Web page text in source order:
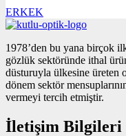
ERKEK
1978’den bu yana birçok
gözlük sektöründe ithal
düsturuyla ülkesine üreten
dönem sektör
vermeyi tercih etmiştir.
İletişim Bilgileri